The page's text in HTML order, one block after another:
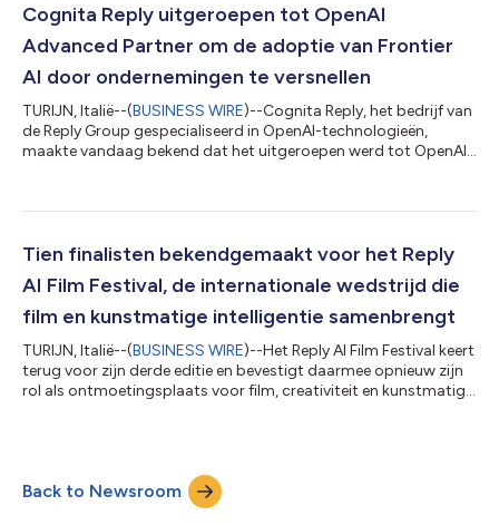
€ 233,2 miljoen, tegenover de € 223,7 miljoen die in 2025 wer...
Cognita Reply uitgeroepen tot OpenAI
Advanced Partner om de adoptie van Frontier
AI door ondernemingen te versnellen
TURIJN, Italië--(BUSINESS WIRE)--Cognita Reply, het bedrijf van
de Reply Group gespecialiseerd in OpenAI-technologieën,
maakte vandaag bekend dat het uitgeroepen werd tot OpenAI
partners om AI-oplossingen met OpenAI tot stand te brengen,
grondige sectorexpertise, leveringscapaciteiten en
klantenrelaties, terwijl het hen uitrust...
Tien finalisten bekendgemaakt voor het Reply
AI Film Festival, de internationale wedstrijd die
film en kunstmatige intelligentie samenbrengt
TURIJN, Italië--(BUSINESS WIRE)--Het Reply AI Film Festival keert
terug voor zijn derde editie en bevestigt daarmee opnieuw zijn
rol als ontmoetingsplaats voor film, creativiteit en kunstmatige
films. De tien finalisten zijn nu bekendgemaakt. Het festival vindt
plaats in Venetië tijdens het 83e Internationale F...
Back to Newsroom